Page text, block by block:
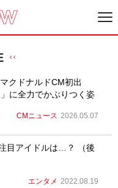
クドナルドCM初出
に全力でかぶりつく姿
CMニュース 2026.05.07
目アイドルは…？ （後
エンタメ 2022.08.19